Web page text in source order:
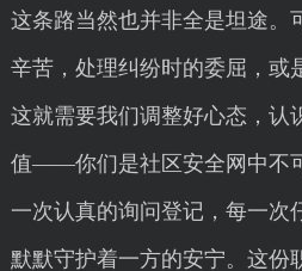
这条路当然也并非全是坦途。
辛苦，处理纠纷时的委屈，或
这就需要我们调整好心态，认
值——你们是社区安全网中不
一次认真的询问登记，每一次
默默守护着一方的安宁。这份